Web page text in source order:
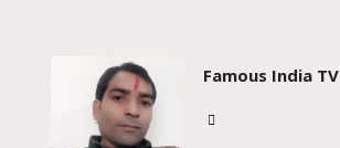
Famous India TV